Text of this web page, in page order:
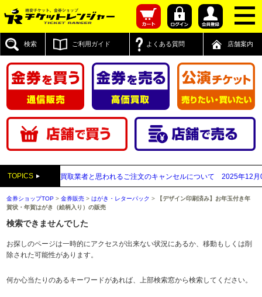
検索 ご利用ガイド よくある質問 店舗案内
TOPICS
先が先払い買取業者と思われるご注文のキャンセルについて 2025年12月05日
金券ショップTOP >金券販売 >はがき・レターパック >
【デザイン印刷済み】お年玉付き年
賀状・年賀はがき（絵柄入り）の販売
検索できませんでした
お探しのページは一時的にアクセスが出来ない状況にあるか、移動もしくは削
除された可能性があります。
何か心当たりのあるキーワードがあれば、上部検索窓から検索してください。